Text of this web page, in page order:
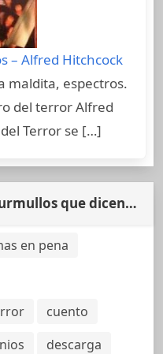
– Alfred Hitchcock
maldita, espectros.
del terror Alfred
Terror se […]
que dicen…
en pena
cuento
descarga